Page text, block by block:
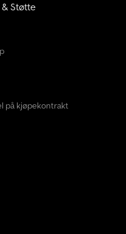
Støtte
på kjøpekontrakt